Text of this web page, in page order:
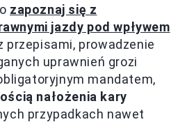
zapoznaj się z
jazdy pod wpływem
przepisami, prowadzenie
uprawnień grozi
mandatem,
nałożenia kary
przypadkach nawet